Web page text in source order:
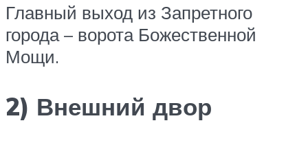
Главный выход из Запретного
города – ворота Божественной
Мощи.
2) Внешний двор